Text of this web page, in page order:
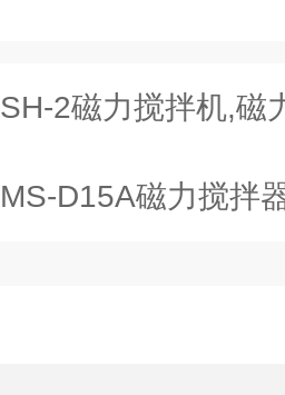
SH-2磁力搅拌机,磁
MS-D15A磁力搅拌